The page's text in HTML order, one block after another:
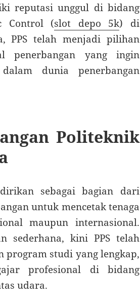
reputasi unggul di bidang
Control (slot depo 5k) di
PPS telah menjadi pilihan
penerbangan yang ingin
dunia penerbangan
Politeknik
sebagai bagian dari
untuk mencetak tenaga
maupun internasional.
sederhana, kini PPS telah
program studi yang lengkap,
profesional di bidang
udara.